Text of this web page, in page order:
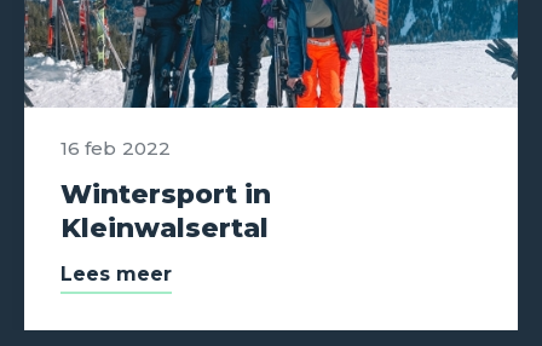
16 feb 2022
Wintersport in
Kleinwalsertal
Lees meer